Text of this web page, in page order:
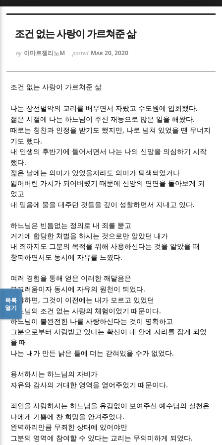
조건 없는 사랑이 가르쳐준 삶
by 이마르첼리노M posted Mar 20, 2020
조건 없는 사랑이 가르쳐준 삶
나는 상선벌악의 교리를 배우면서 자랐고 수도원에 입회했다.
젊은 시절에 나는 하느님이 주신 재능으로 많은 일을 해왔다.
때로는 칭찬과 인정을 받기도 했지만, 나로 넘쳐 있었을 땐 무너지
기도 했다.
내 인생의 후반기에 들어서면서 나는 나의 신앙을 의심하기 시작
했다.
젊은 날에는 의미가 있었을지라도 의미가 퇴색되었거나
잃어버린 가치가 되어버렸기 때문에 신앙의 면면을 돌아보게 되
었고
내 믿음에 물을 대주던 것들을 깊이 성찰하면서 지내고 있다.
하느님은 빈틈없는 정의로 내 죄를 묻고
거기에 합당한 처벌을 하시는 것으로만 알았던 내가
내 죄까지도 그분의 목적을 위해 사용하신다는 것을 알았을 때
창피하면서도 동시에 자유를 느꼈다.
여러 경험을 통해 얻은 이러한 깨달음은
부끄러움이자 동시에 자유의 원천이 되었다.
왜냐하면 , 그것이 이전에는 내가 모르고 있었던
하느님의 조건 없는 사랑의 체험이었기 때문이다.
하느님이 불완전한 나를 사랑하신다는 것이 명확하고
그분으로부터 사랑받고 있다는 확신이 내 안에 자리를 잡게 되었
을 때
나는 내가 만든 낡은 틀에 더는 갇혀있을 수가 없었다.
용서하시는 하느님의 자비가
자유와 감사의 거대한 영역을 열어주었기 때문이다.
죄인을 사랑하시는 하느님을 유감없이 보여주신 예수님의 실천은
나에게 기쁨에 찬 희망을 안겨주었다.
완벽하리만큼 무죄한 상태에 있어야만
그분의 영역에 참여할 수 있다는 교리는 무의미하게 되었다.
목록
열기
Sketchbook5, 스케치북5
Sketchbook5, 스케치북5
Sketchbook5, 스케치북5
Sketchbook5, 스케치북5